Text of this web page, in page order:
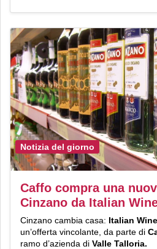
Notizia del giorno
Caffo compra una
Cinzano da Italian
Cinzano cambia casa: Italian
un’offerta vincolante, da parte di
ramo d’azienda di Valle Talloria.